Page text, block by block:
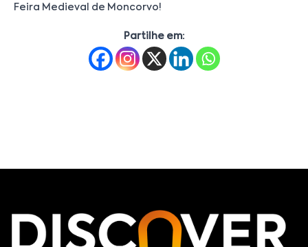
Feira Medieval de Moncorvo!
Partilhe em: